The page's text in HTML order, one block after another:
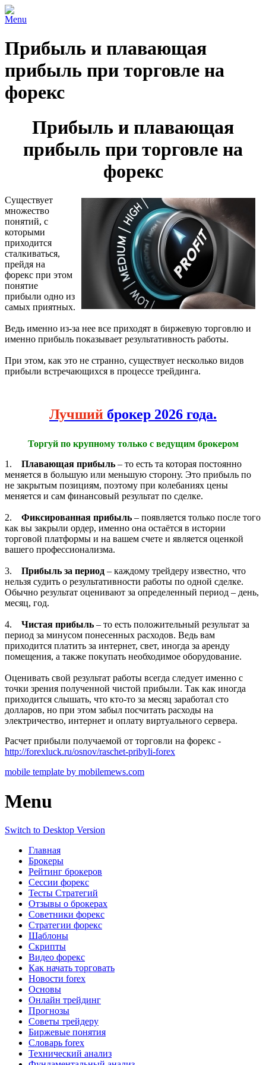
Menu
Прибыль и плавающая
прибыль при торговле на
форекс
Прибыль и плавающая
прибыль при торговле на
форекс
Существует
множество
понятий, с
которыми
приходится
сталкиваться,
прейдя на
форекс при этом
понятие
прибыли одно из
самых приятных.
Ведь именно из-за нее все приходят в биржевую торговлю и
именно прибыль показывает результативность работы.
При этом, как это не странно, существует несколько видов
прибыли встречающихся в процессе трейдинга.
Лучший брокер 2026 года.
Торгуй по крупному только с ведущим брокером
1. Плавающая прибыль – то есть та которая постоянно
меняется в большую или меньшую сторону. Это прибыль по
не закрытым позициям, поэтому при колебаниях цены
меняется и сам финансовый результат по сделке.
2. Фиксированная прибыль – появляется только после того
как вы закрыли ордер, именно она остаётся в истории
торговой платформы и на вашем счете и является оценкой
вашего профессионализма.
3. Прибыль за период – каждому трейдеру известно, что
нельзя судить о результативности работы по одной сделке.
Обычно результат оценивают за определенный период – день,
месяц, год.
4. Чистая прибыль – то есть положительный результат за
период за минусом понесенных расходов. Ведь вам
приходится платить за интернет, свет, иногда за аренду
помещения, а также покупать необходимое оборудование.
Оценивать свой результат работы всегда следует именно с
точки зрения полученной чистой прибыли. Так как иногда
приходится слышать, что кто-то за месяц заработал сто
долларов, но при этом забыл посчитать расходы на
электричество, интернет и оплату виртуального сервера.
Расчет прибыли получаемой от торговли на форекс -
http://forexluck.ru/osnov/raschet-pribyli-forex
mobile template by mobilemews.com
Menu
Switch to Desktop Version
Главная
Брокеры
Рейтинг брокеров
Сессии форекс
Тесты Стратегий
Отзывы о брокерах
Советники форекс
Стратегии форекс
Шаблоны
Скрипты
Видео форекс
Как начать торговать
Новости forex
Основы
Онлайн трейдинг
Прогнозы
Советы трейдеру
Биржевые понятия
Словарь forex
Технический анализ